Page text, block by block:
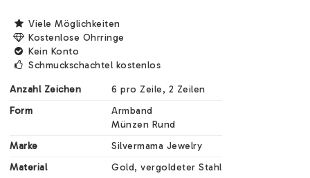
Viele Möglichkeiten
Kostenlose Ohrringe
Kein Konto
Schmuckschachtel kostenlos
Anzahl Zeichen
6 pro Zeile, 2 Zeilen
Form
Armband
Münzen Rund
Marke
Silvermama Jewelry
Material
Gold, vergoldeter Stahl